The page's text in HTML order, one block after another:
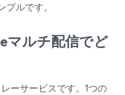
ルです。
マルチ配信でど
ーサービスです。1つの